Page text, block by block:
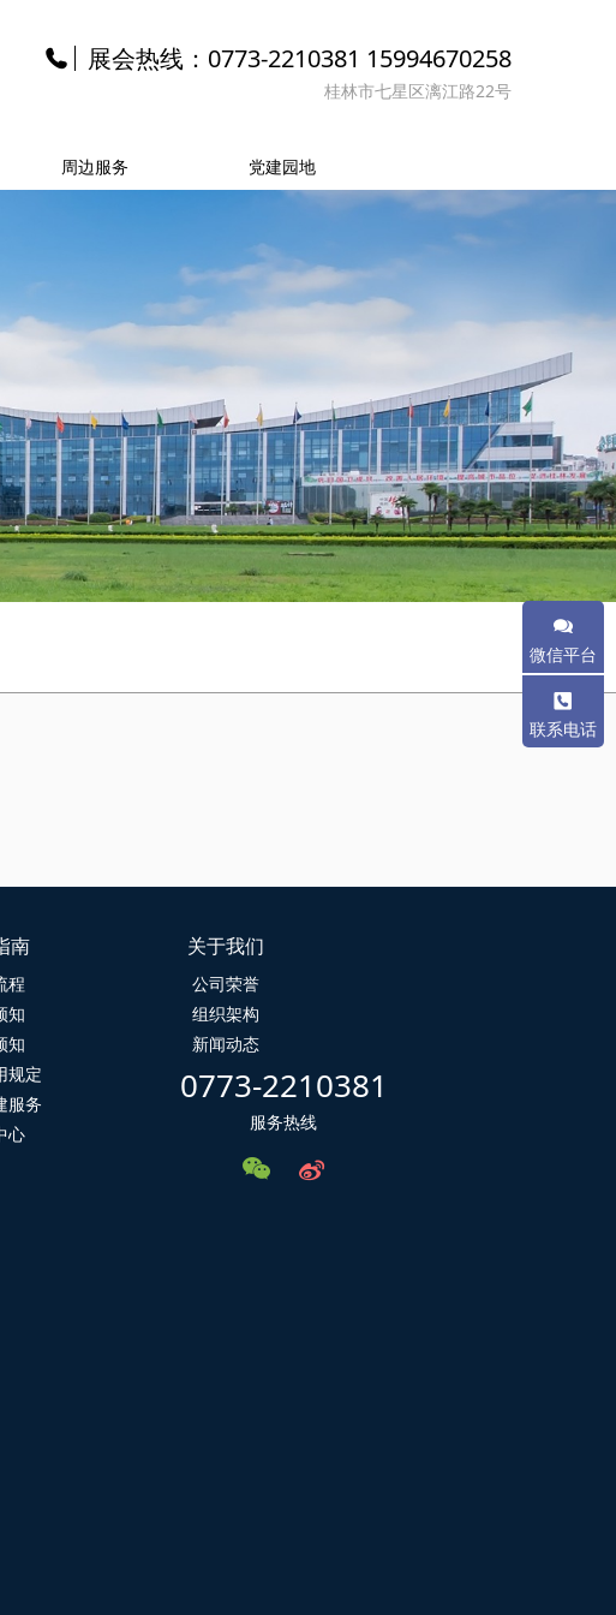
展会热线：0773-2210381 15994670258
桂林市七星区漓江路22号
周边服务 党建园地
南
程
知
知
规定
服务
心
关于我们
公司荣誉
组织架构
新闻动态
0773-2210381
服务热线
微信平台
联系电话